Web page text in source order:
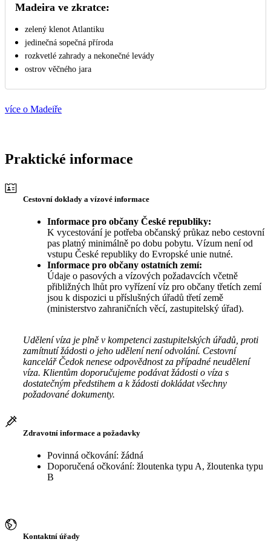
Madeira ve zkratce:
zelený klenot Atlantiku
jedinečná sopečná příroda
rozkvetlé zahrady a nekonečné levády
ostrov věčného jara
více o Madeiře
Praktické informace
Cestovní doklady a vízové informace
Informace pro občany České republiky:
K vycestování je potřeba občanský průkaz nebo cestovní
pas platný minimálně po dobu pobytu. Vízum není od
vstupu České republiky do Evropské unie nutné.
Informace pro občany ostatních zemí:
Údaje o pasových a vízových požadavcích včetně
přibližných lhůt pro vyřízení víz pro občany třetích zemí
jsou k dispozici u příslušných úřadů třetí země
(ministerstvo zahraničních věcí, zastupitelský úřad).
Udělení víza je plně v kompetenci zastupitelských úřadů, proti
zamítnutí žádosti o jeho udělení není odvolání. Cestovní
kancelář Čedok nenese odpovědnost za případné neudělení
víza. Klientům doporučujeme podávat žádosti o víza s
dostatečným předstihem a k žádosti dokládat všechny
požadované dokumenty.
Zdravotní informace a požadavky
Povinná očkování: žádná
Doporučená očkování: žloutenka typu A, žloutenka typu
B
Kontaktní úřady